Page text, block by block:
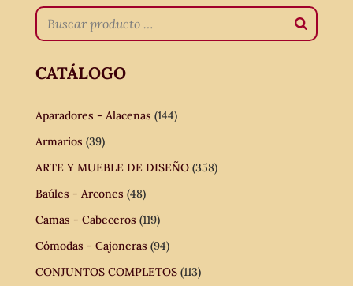
CATÁLOGO
Aparadores - Alacenas (144)
Armarios (39)
ARTE Y MUEBLE DE DISEÑO (358)
Baúles - Arcones (48)
Camas - Cabeceros (119)
Cómodas - Cajoneras (94)
CONJUNTOS COMPLETOS (113)